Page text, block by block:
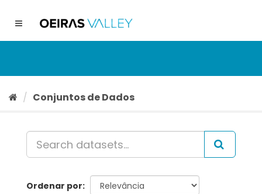
conteúdo
Toggle
Conjuntos de Dados
Ordenar por